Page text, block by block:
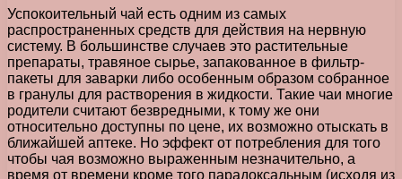
Успокоительный чай есть одним из самых
распространенных средств для действия на нервную
систему. В большинстве случаев это растительные
препараты, травяное сырье, запакованное в фильтр-
пакеты для заварки либо особенным образом собранное
в гранулы для растворения в жидкости. Такие чаи многие
родители считают безвредными, к тому же они
относительно доступны по цене, их возможно отыскать в
ближайшей аптеке. Но эффект от потребления для того
чтобы чая возможно выраженным незначительно, а
время от времени кроме того парадоксальным (исходя из